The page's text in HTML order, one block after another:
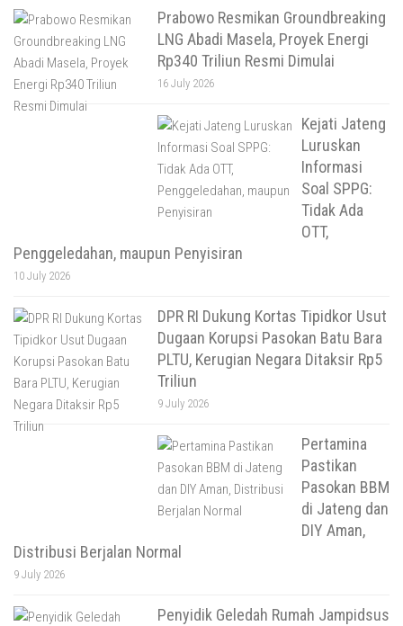
Prabowo Resmikan Groundbreaking
LNG Abadi Masela, Proyek Energi
Rp340 Triliun Resmi Dimulai
16 July 2026
Kejati Jateng
Luruskan
Informasi
Soal SPPG:
Tidak Ada
OTT,
Penggeledahan, maupun Penyisiran
10 July 2026
DPR RI Dukung Kortas Tipidkor Usut
Dugaan Korupsi Pasokan Batu Bara
PLTU, Kerugian Negara Ditaksir Rp5
Triliun
9 July 2026
Pertamina
Pastikan
Pasokan BBM
di Jateng dan
DIY Aman,
Distribusi Berjalan Normal
9 July 2026
Penyidik Geledah Rumah Jampidsus